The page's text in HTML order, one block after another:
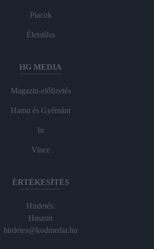
Piacok
Életstílus
HG MEDIA
Magazin-előfizetés
Hamu és Gyémánt
In
Vince
ÉRTÉKESÍTÉS
Hirdetés:
Haszon
hirdetes@kodmedia.hu